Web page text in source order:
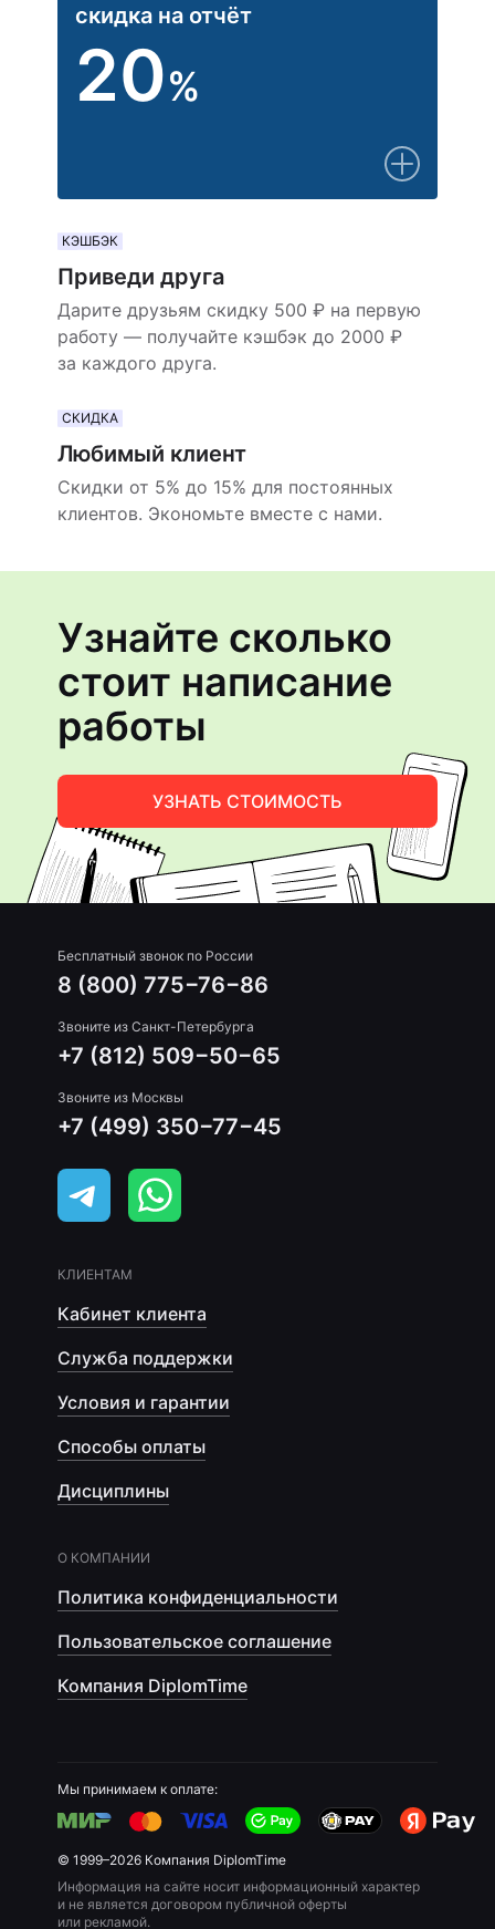
скидка на отчёт
20%
КЭШБЭК
Приведи друга
Дарите друзьям скидку 500 ₽ на первую
работу — получайте кэшбэк до 2000 ₽
за каждого друга.
СКИДКА
Любимый клиент
Скидки от 5% до 15% для постоянных
клиентов. Экономьте вместе с нами.
Узнайте сколько
стоит написание
работы
УЗНАТЬ СТОИМОСТЬ
Бесплатный звонок по России
8 (800) 775−76−86
Звоните из Санкт-Петербурга
+7 (812) 509−50−65
Звоните из Москвы
+7 (499) 350−77−45
КЛИЕНТАМ
Кабинет клиента
Служба поддержки
Условия и гарантии
Способы оплаты
Дисциплины
О КОМПАНИИ
Политика конфиденциальности
Пользовательское соглашение
Компания DiplomTime
Мы принимаем к оплате:
© 1999–2026 Компания DiplomTime
Информация на сайте носит информационный характер
и не является договором публичной оферты
или рекламой.